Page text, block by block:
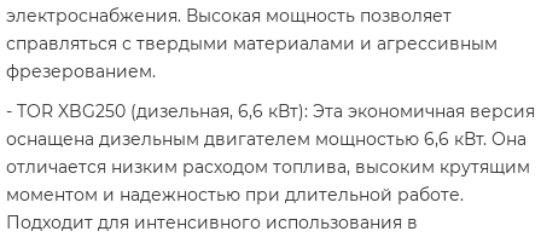
электроснабжения. Высокая мощность позволяет
справляться с твердыми материалами и агрессивным
фрезерованием.
- TOR XBG250 (дизельная, 6,6 кВт): Эта экономичная версия
оснащена дизельным двигателем мощностью 6,6 кВт. Она
отличается низким расходом топлива, высоким крутящим
моментом и надежностью при длительной работе.
Подходит для интенсивного использования в